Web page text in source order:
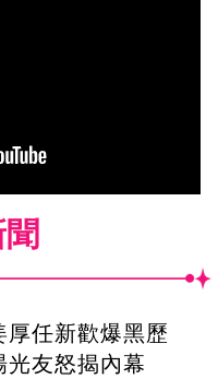
厚任新歡爆黑歷
友怒揭內幕